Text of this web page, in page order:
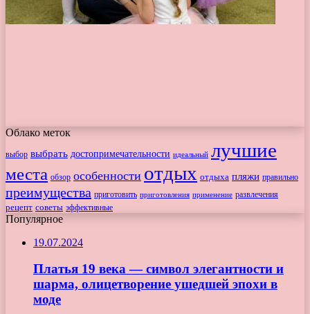
Облако меток
выбор выбрать достопримечательности идеальный лучшие
места обзор особенности отдых отдыха пляжи правильно
преимущества приготовить приготовления применение развлечения
рецепт советы эффективные
Популярное
19.07.2024
Платья 19 века — символ элегантности и
шарма, олицетворение ушедшей эпохи в
моде